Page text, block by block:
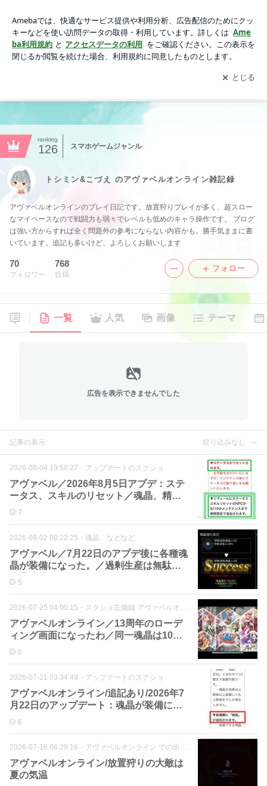
アプリをダウンロードして ブログの更新通知
を受け取りまし
ょう。
開く
ranking
126 スマホゲームジャンル
トシミン&こづえ のアヴァベルオンライン雑記録
アヴァベルオンラインのプレイ日記です。放置狩りプレイが多く、超スロー
なマイペースなので戦闘力も弱々でレベルも低めのキャラ操作です。 ブログ
は強い方からすれば全く問題外の参考にならない内容かも。勝手気ままに書
いています。追記も多いけど、よろしくお願いします
70
フォロワー
768
投稿
フォロー
一覧 人気 画像 テーマ
広告を表示できませんでした
記事の表示 絞り込みなし
2026-08-04 19:58:27 ・ アップデートのスクショ
アヴァベル／2026年8月5日アプデ：ステ
ータス、スキルのリセット／魂晶、精錬
にランク付け
7
2026-08-02 08:22:25 ・ 魂晶 などなど
アヴァベル／7月22日のアプデ後に各種魂
晶が装備になった。／過剰生産は無駄／
魂晶強化したわ
5
2026-07-25 04:00:15 ・ スクショ忘備録 アヴァベルオンライン
アヴァベルオンライン／13周年のローデ
ィング画面になったわ／同一魂晶は10個
まで
6
2026-07-21 03:34:49 ・ アップデートのスクショ
アヴァベルオンライン/追記あり/2026年7
月22日のアップデート：魂晶が装備にな
る など
6
2026-07-16 06:29:16 ・ アヴァベルオンライン での出来事
アヴァベルオンライン/放置狩りの大敵は
夏の気温